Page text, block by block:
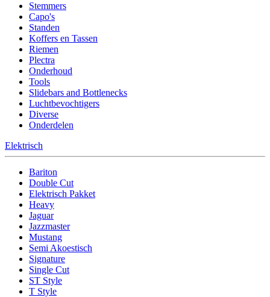
Stemmers
Capo's
Standen
Koffers en Tassen
Riemen
Plectra
Onderhoud
Tools
Slidebars and Bottlenecks
Luchtbevochtigers
Diverse
Onderdelen
Elektrisch
Bariton
Double Cut
Elektrisch Pakket
Heavy
Jaguar
Jazzmaster
Mustang
Semi Akoestisch
Signature
Single Cut
ST Style
T Style